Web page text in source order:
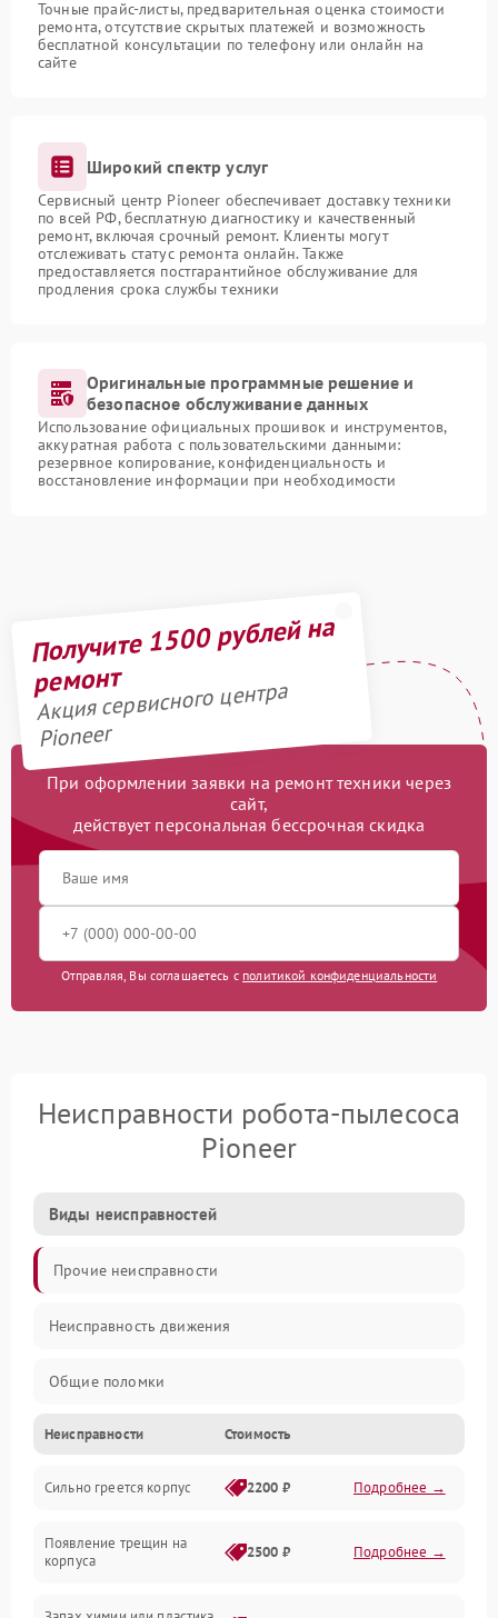
Точные прайс-листы, предварительная оценка стоимости
ремонта, отсутствие скрытых платежей и возможность
бесплатной консультации по телефону или онлайн на
сайте
Широкий спектр услуг
Сервисный центр Pioneer обеспечивает доставку техники
по всей РФ, бесплатную диагностику и качественный
ремонт, включая срочный ремонт. Клиенты могут
отслеживать статус ремонта онлайн. Также
предоставляется постгарантийное обслуживание для
продления срока службы техники
Оригинальные программные решение и
безопасное обслуживание данных
Использование официальных прошивок и инструментов,
аккуратная работа с пользовательскими данными:
резервное копирование, конфиденциальность и
восстановление информации при необходимости
Получите 1500 рублей на
ремонт
Акция сервисного центра
Pioneer
При оформлении заявки на ремонт техники через
сайт,
действует персональная бессрочная скидка
Отправляя, Вы соглашаетесь с политикой конфиденциальности
Неисправности робота-пылесоса
Pioneer
Виды неисправностей
Прочие неисправности
Неисправность движения
Общие поломки
Неисправность датчиков
Неисправность программного обеспечения
Проблемы с сигналом
Неисправности Стоимость
Сильно греется корпус 2200 ₽ Подробнее →
Появление трещин на
корпуса
2500 ₽ Подробнее →